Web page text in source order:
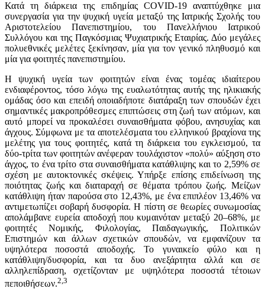
Κατά τη διάρκεια της επιδημίας COVID-19 αναπτύχθηκε μια
συνεργασία για την ψυχική υγεία μεταξύ της Ιατρικής Σχολής του
Αριστοτελείου Πανεπιστημίου, του Πανελλήνιου Ιατρικού
Συλλόγου και της Παγκόσμιας Ψυχιατρικής Εταιρίας. Δύο μεγάλες
πολυεθνικές μελέτες ξεκίνησαν, μία για τον γενικό πληθυσμό και
μία για φοιτητές πανεπιστημίου.
Η ψυχική υγεία των φοιτητών είναι ένας τομέας ιδιαίτερου
ενδιαφέροντος, τόσο λόγω της ευαλωτότητας αυτής της ηλικιακής
ομάδας όσο και επειδή οποιαδήποτε διατάραξη των σπουδών έχει
σημαντικές μακροπρόθεσμες επιπτώσεις στη ζωή των ατόμων, και
αυτό μπορεί να προκαλέσει συναισθήματα φόβου, ανησυχίας και
άγχους. Σύμφωνα με τα αποτελέσματα του ελληνικού βραχίονα της
μελέτης για τους φοιτητές, κατά τη διάρκεια του εγκλεισμού, τα
δύο-τρίτα των φοιτητών ανέφεραν τουλάχιστον «πολύ» αύξηση στο
άγχος, το ένα τρίτο στα συναισθήματα κατάθλιψης και το 2,59% σε
σχέση με αυτοκτονικές σκέψεις. Υπήρξε επίσης επιδείνωση της
ποιότητας ζωής και διαταραχή σε θέματα τρόπου ζωής. Μείζων
κατάθλιψη ήταν παρούσα στο 12,43%, με ένα επιπλέον 13,46% να
αντιμετωπίζει σοβαρή δυσφορία. Η πίστη σε θεωρίες συνωμοσίας
απολάμβανε ευρεία αποδοχή που κυμαινόταν μεταξύ 20–68%, με
φοιτητές Νομικής, Φιλολογίας, Παιδαγωγικής, Πολιτικών
Επιστημών και άλλων σχετικών σπουδών, να εμφανίζουν τα
υψηλότερα ποσοστά αποδοχής. Το γυναικείο φύλο και η
κατάθλιψη/δυσφορία, και τα δυο ανεξάρτητα αλλά και σε
αλληλεπίδραση, σχετίζονταν με υψηλότερα ποσοστά τέτοιων
πεποιθήσεων.2,3